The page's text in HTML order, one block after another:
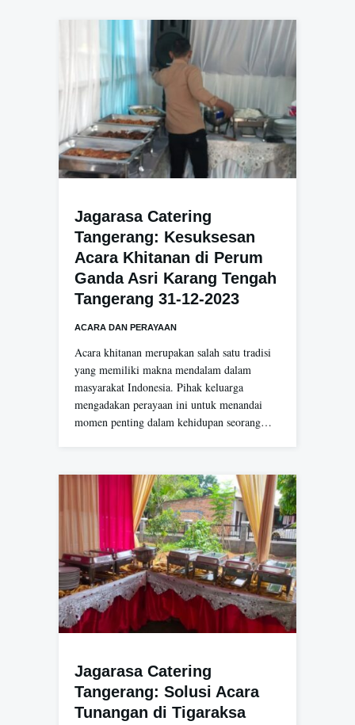
Jagarasa Catering
Tangerang: Kesuksesan
Acara Khitanan di Perum
Ganda Asri Karang Tengah
Tangerang 31-12-2023
ACARA DAN PERAYAAN
Acara khitanan merupakan salah satu tradisi
yang memiliki makna mendalam dalam
masyarakat Indonesia. Pihak keluarga
mengadakan perayaan ini untuk menandai
momen penting dalam kehidupan seorang…
Jagarasa Catering
Tangerang: Solusi Acara
Tunangan di Tigaraksa